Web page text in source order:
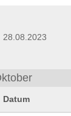
28.08.2023
Datum